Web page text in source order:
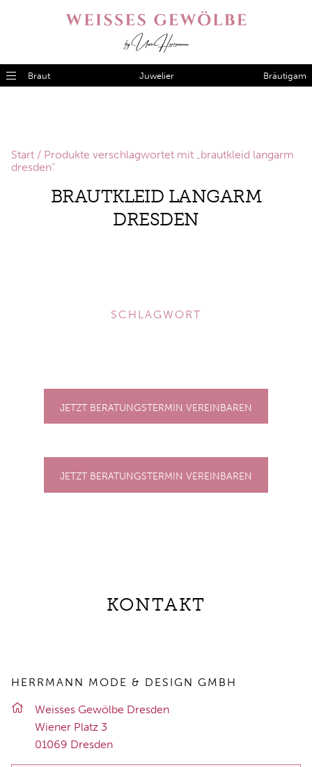
Braut Juwelier Bräutigam
Start / Produkte verschlagwortet mit „brautkleid langarm
dresden“
BRAUTKLEID LANGARM
DRESDEN
SCHLAGWORT
JETZT BERATUNGSTERMIN VEREINBAREN
JETZT BERATUNGSTERMIN VEREINBAREN
KONTAKT
HERRMANN MODE & DESIGN GMBH
Weis­ses Ge­wöl­be Dres­den
Wie­ner Platz 3
01069 Dres­den